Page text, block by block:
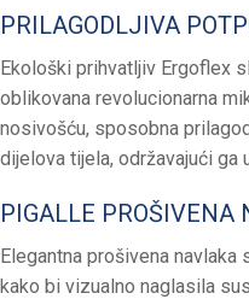
PRILAGODLJIVA
Ekološki prihvatljiv Ergoflex
oblikovana revolucionarna
nosivošću, sposobna
dijelova tijela, održavajući ga
PIGALLE PROŠIVENA
Elegantna prošivena
kako bi vizualno naglasila